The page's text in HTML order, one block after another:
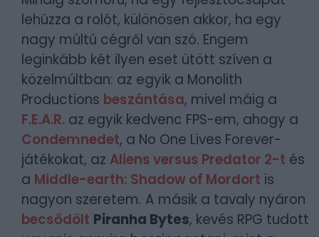
lehúzza a rolót, különösen akkor, ha egy
nagy múltú cégről van szó. Engem
leginkább két ilyen eset ütött szíven a
közelmúltban: az egyik a Monolith
Productions beszántása, mivel máig a
F.E.A.R. az egyik kedvenc FPS-em, ahogy a
Condemnedet, a No One Lives Forever-
játékokat, az Aliens versus Predator 2-t és
a Middle-earth: Shadow of Mordort is
nagyon szeretem. A másik a tavaly nyáron
becsődölt Piranha Bytes, kevés RPG tudott